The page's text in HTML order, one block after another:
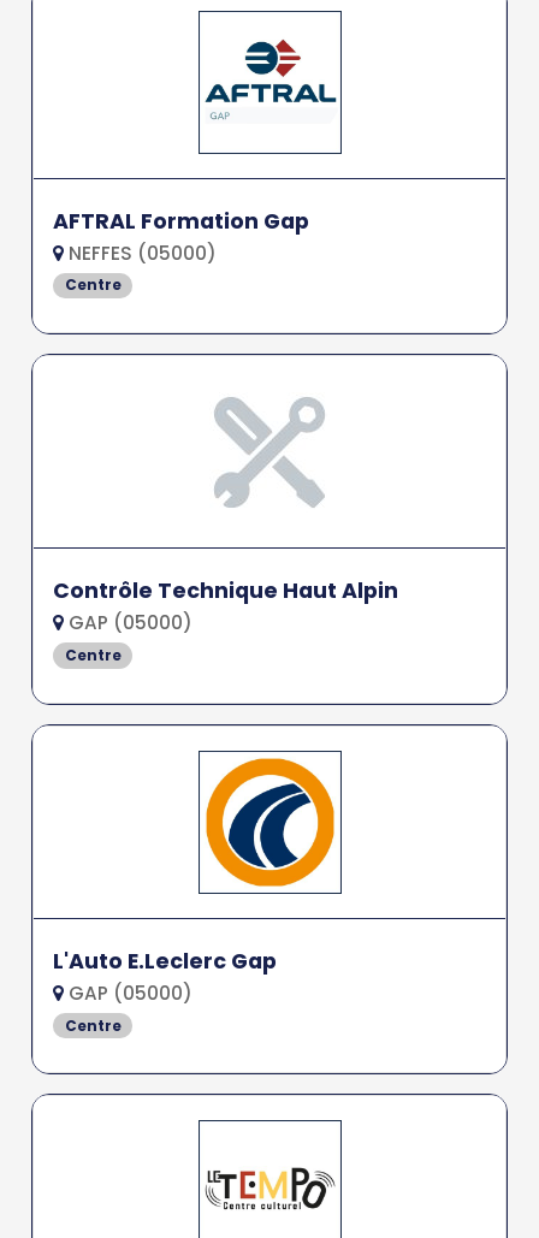
AFTRAL Formation Gap
NEFFES (05000)
Centre
Contrôle Technique Haut Alpin
GAP (05000)
Centre
L'Auto E.Leclerc Gap
GAP (05000)
Centre